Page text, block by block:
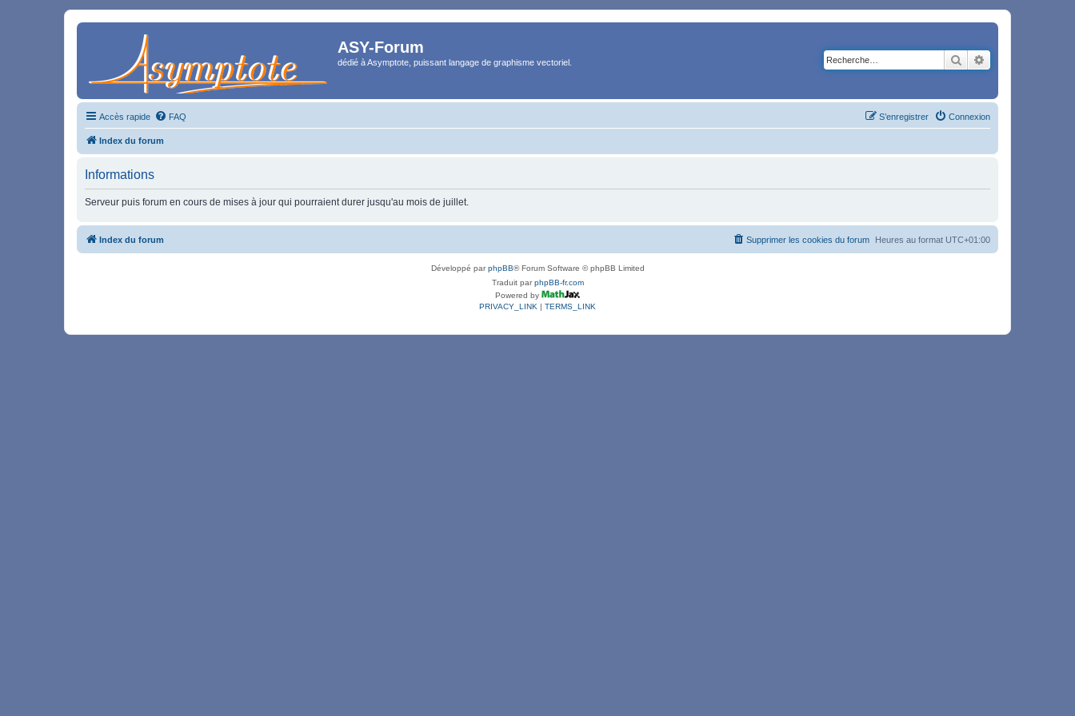
ASY-Forum
dédié à Asymptote, puissant langage de graphisme vectoriel. Rechercher
Accès rapide FAQ Connexion
S’enregistrer
Index du forum
Informations
Serveur puis forum en cours de mises à jour qui pourraient durer jusqu'au mois de juillet.
Index du forum Heures au format UTC+01:00
Supprimer les cookies du forum
Développé parphpBB® Forum Software © phpBB Limited
Traduit parphpBB-fr.com
Powered by
PRIVACY_LINK | TERMS_LINK